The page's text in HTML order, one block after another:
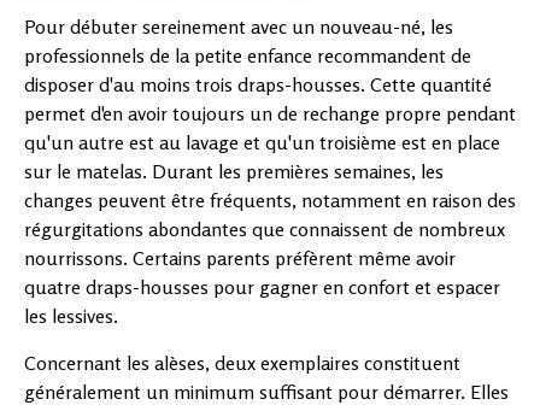
Pour débuter sereinement avec un nouveau-né, les
professionnels de la petite enfance recommandent de
disposer d'au moins trois draps-housses. Cette quantité
permet d'en avoir toujours un de rechange propre pendant
qu'un autre est au lavage et qu'un troisième est en place
sur le matelas. Durant les premières semaines, les
changes peuvent être fréquents, notamment en raison des
régurgitations abondantes que connaissent de nombreux
nourrissons. Certains parents préfèrent même avoir
quatre draps-housses pour gagner en confort et espacer
les lessives.
Concernant les alèses, deux exemplaires constituent
généralement un minimum suffisant pour démarrer. Elles